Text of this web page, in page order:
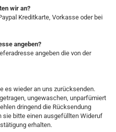
wir an?
Kreditkarte, Vorkasse oder bei
angeben?
angeben die von der
es wieder an uns zurücksenden.
ungewaschen, unparfümiert
dringend die Rücksendung
sie bitte einen ausgefüllten Wideruf
erhalten.